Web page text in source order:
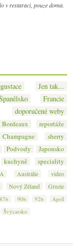
v restaraci, pouze doma.
Jen tak...
Francie
doporučené weby
Bordeaux
reportáže
Champagne
sherry
Podvody
Japonsko
kuchyně
speciality
Austrálie
video
Nový Zéland
Gruzie
87b 90b 92b
Apríl
Švýcarsko